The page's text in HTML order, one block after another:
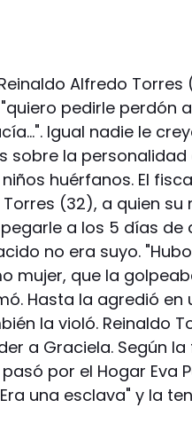
Alfredo Torres
pedirle perdón
Igual nadie le
sobre la personalidad
huérfanos. El
(32), a quien
a los 5 días de
no era suyo.
mujer, que la
Hasta la agredió en
la violó. Reinaldo
a Graciela. Según la
por el Hogar Eva
una esclava" y la